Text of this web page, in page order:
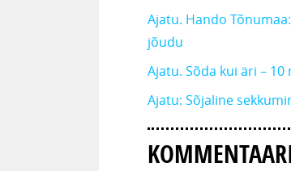
Ajatu. Hando
jõudu
Ajatu. Sõda kui äri –
Ajatu: Sõjaline